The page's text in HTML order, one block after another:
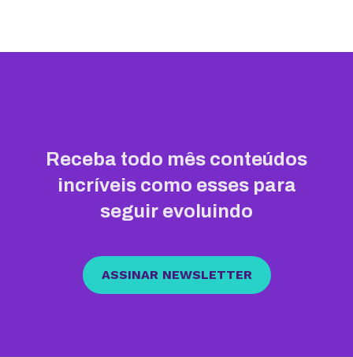
Receba todo mês conteúdos
incríveis como esses para
seguir evoluindo
ASSINAR NEWSLETTER